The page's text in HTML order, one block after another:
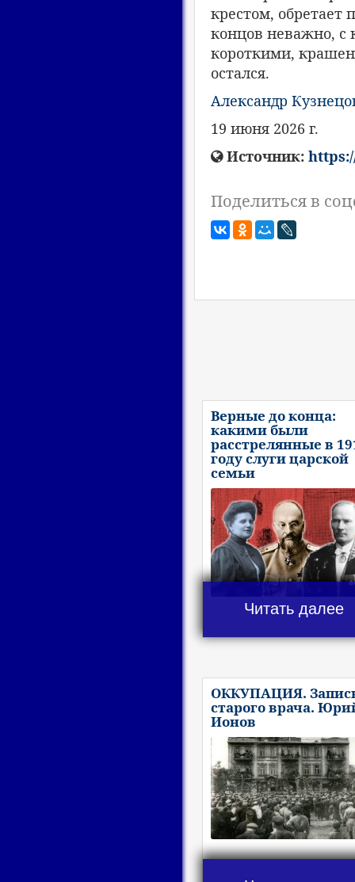
крестом,
концов неважно,
короткими,
остался.
Александр
19 июня 2026 г.
Источник:
Поделиться в
Верные до конца:
какими были
расстрелянные в
году слуги царской
семьи
Читать далее
ОККУПАЦИЯ.
старого врача.
Ионов